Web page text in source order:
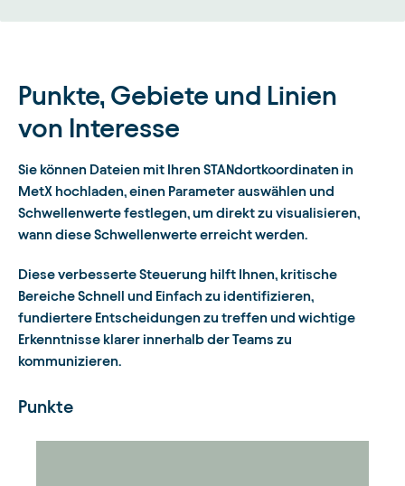
Punkte, Gebiete und Linien
von Interesse
Sie können Dateien mit Ihren STANdortkoordinaten in
MetX hochladen, einen Parameter auswählen und
Schwellenwerte festlegen, um direkt zu visualisieren,
wann diese Schwellenwerte erreicht werden.
Diese verbesserte Steuerung hilft Ihnen, kritische
Bereiche Schnell und Einfach zu identifizieren,
fundiertere Entscheidungen zu treffen und wichtige
Erkenntnisse klarer innerhalb der Teams zu
kommunizieren.
Punkte